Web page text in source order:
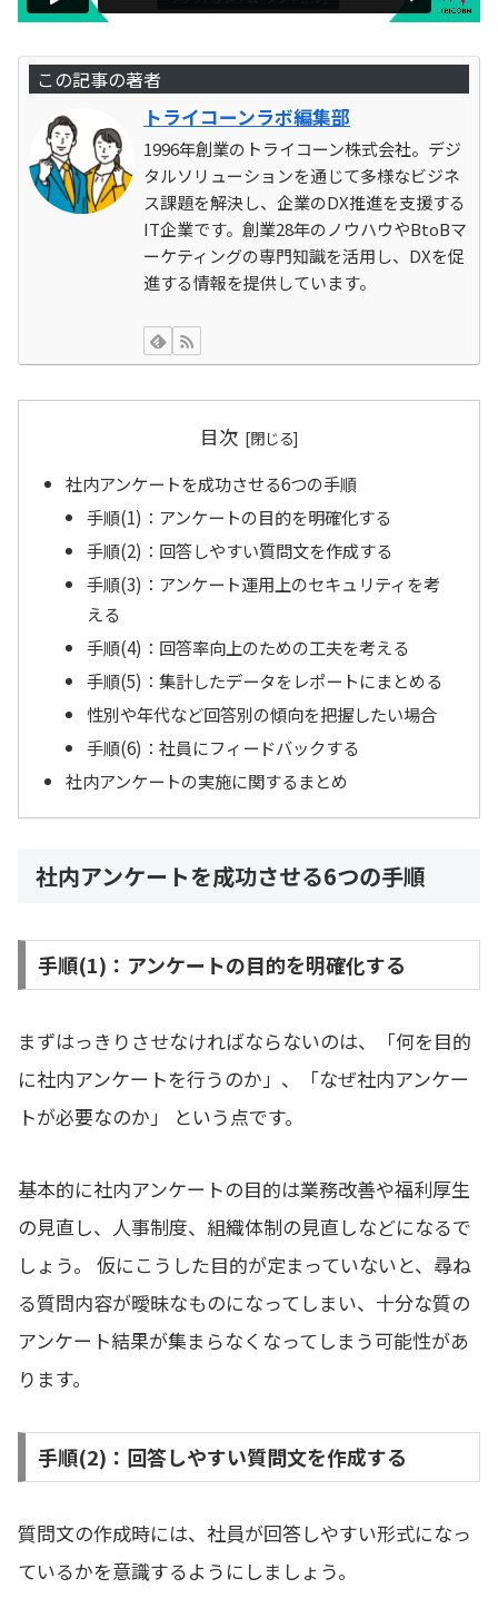
この記事の著者
トライコーンラボ編集部
1996年創業のトライコーン株式会社。デジ
タルソリューションを通じて多様なビジネ
ス課題を解決し、企業のDX推進を支援する
IT企業です。創業28年のノウハウやBtoBマ
ーケティングの専門知識を活用し、DXを促
進する情報を提供しています。
目次
社内アンケートを成功させる6つの手順
手順(1)：アンケートの目的を明確化する
手順(2)：回答しやすい質問文を作成する
手順(3)：アンケート運用上のセキュリティを考
える
手順(4)：回答率向上のための工夫を考える
手順(5)：集計したデータをレポートにまとめる
性別や年代など回答別の傾向を把握したい場合
手順(6)：社員にフィードバックする
社内アンケートの実施に関するまとめ
社内アンケートを成功させる6つの手順
手順(1)：アンケートの目的を明確化する
まずはっきりさせなければならないのは、「何を目的
に社内アンケートを行うのか」、「なぜ社内アンケー
トが必要なのか」 という点です。
基本的に社内アンケートの目的は業務改善や福利厚生
の見直し、人事制度、組織体制の見直しなどになるで
しょう。 仮にこうした目的が定まっていないと、尋ね
る質問内容が曖昧なものになってしまい、十分な質の
アンケート結果が集まらなくなってしまう可能性があ
ります。
手順(2)：回答しやすい質問文を作成する
質問文の作成時には、社員が回答しやすい形式になっ
ているかを意識するようにしましょう。